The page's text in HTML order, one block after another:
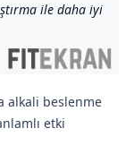
ile daha iyi
alkali beslenme
etki